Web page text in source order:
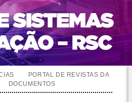
PORTAL DE REVISTAS DA
DOCUMENTOS